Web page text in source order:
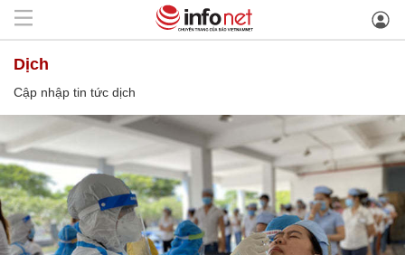
dịch
Cập nhập tin tức dịch